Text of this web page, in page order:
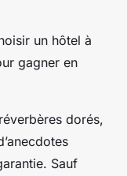
un hôtel à
gagner en
dorés,
Sauf